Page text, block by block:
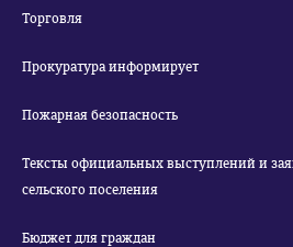
Торговля
Прокуратура информирует
Пожарная безопасность
Тексты официальных выступлений и
сельского поселения
Бюджет для граждан